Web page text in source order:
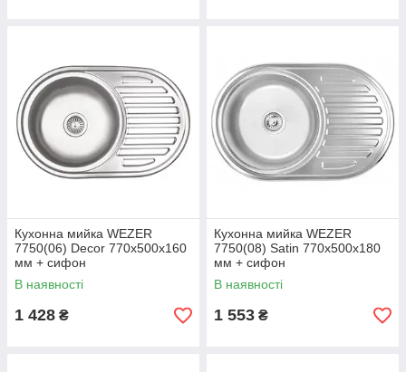
Кухонна мийка WEZER
7750(06) Deсor 770x500x160
мм + сифон
В наявності
1 428 ₴
Кухонна мийка WEZER
7750(08) Satin 770x500x180
мм + сифон
В наявності
1 553 ₴